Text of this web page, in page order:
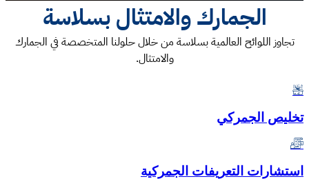
الجمارك والامتثال بسلاسة
تجاوز اللوائح العالمية بسلاسة من خلال حلولنا المتخصصة في الجمارك
والامتثال.
تخليص الجمركي
استشارات التعريفات الجمركية